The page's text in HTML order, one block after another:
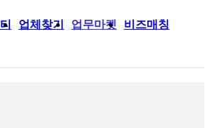
업체찾기 업무마켓 비즈매칭